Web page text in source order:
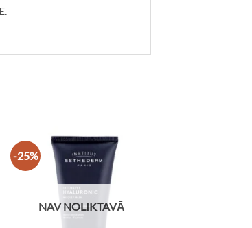
-25%
NAV NOLIKTAVĀ